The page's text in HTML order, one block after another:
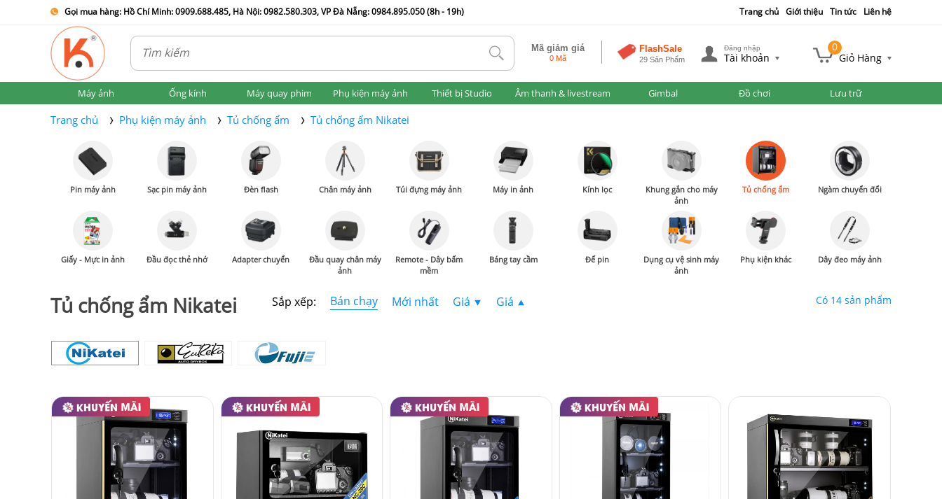
Gọi mua hàng: Hồ Chí Minh: 0909.688.485, Hà Nội: 0982.580.303, VP Đà Nẵng: 0984.895.050 (8h - 19h) Trang chủ Giới thiệu Tin tức Liên hệ
tlk Mã giảm giá
0 Mã
FlashSale
29 Sản Phẩm
Đăng nhập
Tài khoản
0
Giỏ Hàng
Máy ảnh Ống kính Máy quay phim Phụ kiện máy ảnh Thiết bị Studio Âm thanh & livestream Gimbal Đồ chơi Lưu trữ
Trang chủ Phụ kiện máy ảnh Tủ chống ẩm Tủ chống ẩm Nikatei
Pin máy ảnh Sạc pin máy ảnh Đèn flash Chân máy ảnh Túi đựng máy ảnh Máy in ảnh Kính lọc
Khung gắn cho máy
ảnh
Tủ chống ẩm Ngàm chuyển đổi
Giấy - Mực in ảnh Đầu đọc thẻ nhớ Adapter chuyển
Đầu quay chân máy
ảnh
Remote - Dây bấm
mềm
Báng tay cầm Đế pin
Dụng cụ vệ sinh máy
ảnh
Phụ kiện khác Dây đeo máy ảnh
Tủ chống ẩm Nikatei Sắp xếp: Bán chạy Mới nhất Giá Giá Có 14 sản phẩm